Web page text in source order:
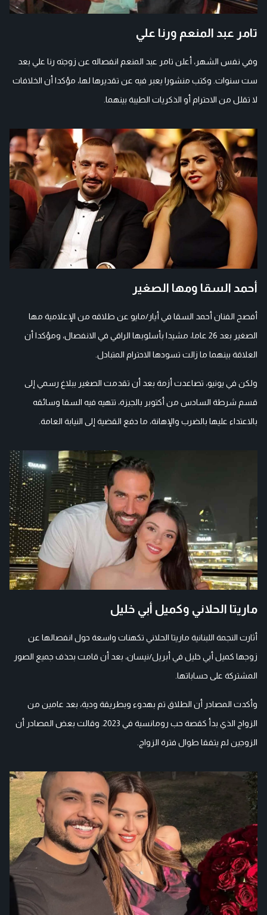
تامر عبد المنعم ورنا علي
وفي نفس الشهر، أعلن تامر عبد المنعم انفصاله عن زوجته رنا علي بعد
ست سنوات. وكتب منشورا يعبر فيه عن تقديرها لها، مؤكدا أن الخلافات
لا تقلل من الاحترام أو الذكريات الطيبة بينهما.
أحمد السقا ومها الصغير
أفصح الفنان أحمد السقا في أيار/مايو عن طلاقه من الإعلامية مها
الصغير بعد 26 عاما، مشيدا بأسلوبها الراقي في الانفصال، ومؤكدا أن
العلاقة بينهما ما زالت تسودها الاحترام المتبادل.
ولكن في يونيو، تصاعدت أزمة بعد أن تقدمت الصغير ببلاغ رسمي إلى
قسم شرطة السادس من أكتوبر بالجيزة، تتهيه فيه السقا وسائقه
بالاعتداء عليها بالضرب والإهانة، ما دفع القضية إلى النيابة العامة.
ماريتا الحلاني وكميل أبي خليل
أثارت النجمة اللبنانية ماريتا الحلاني تكهنات واسعة حول انفصالها عن
زوجها كميل أبي خليل في أبريل/نيسان، بعد أن قامت بحذف جميع الصور
المشتركة على حساباتها.
وأكدت المصادر أن الطلاق تم بهدوء وبطريقة ودية، بعد عامين من
الزواج الذي بدأ كقصة حب رومانسية في 2023. وقالت بعض المصادر أن
الزوجين لم يتفقا طوال فترة الزواج.